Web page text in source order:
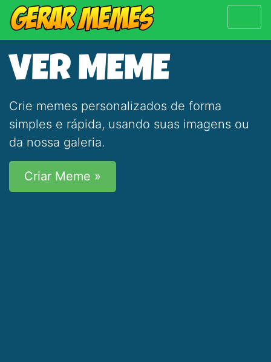
VER MEME
Crie memes personalizados de forma
simples e rápida, usando suas imagens ou
da nossa galeria.
Criar Meme »